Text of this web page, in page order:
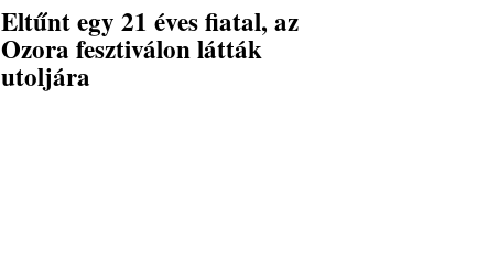
Eltűnt egy 21 éves fiatal, az
Ozora fesztiválon látták
utoljára